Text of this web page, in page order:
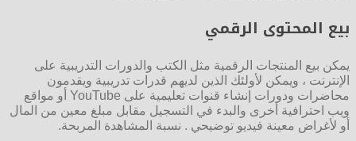
بيع المحتوى الرقمي
يمكن بيع المنتجات الرقمية مثل الكتب والدورات التدريبية على
الإنترنت ، ويمكن لأولئك الذين لديهم قدرات تدريبية ويقدمون
محاضرات ودورات إنشاء قنوات تعليمية على YouTube أو مواقع
ويب احترافية أخرى والبدء في التسجيل مقابل مبلغ معين من المال
أو لأغراض معينة فيديو توضيحي . نسبة المشاهدة المربحة.